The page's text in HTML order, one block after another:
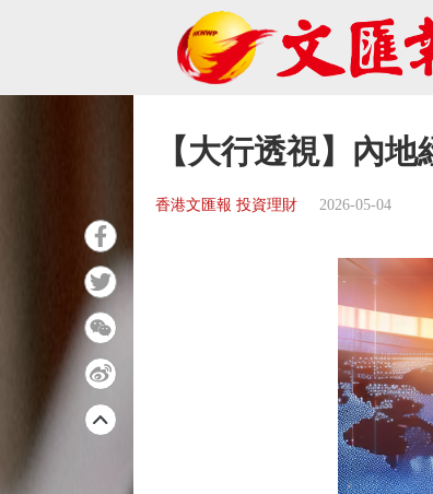
【大行透視】內
香港文匯報 投資理財 2026-05-04